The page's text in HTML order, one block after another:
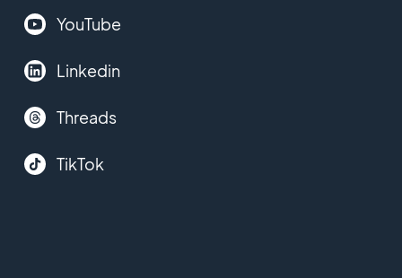
YouTube
Linkedin
Threads
TikTok